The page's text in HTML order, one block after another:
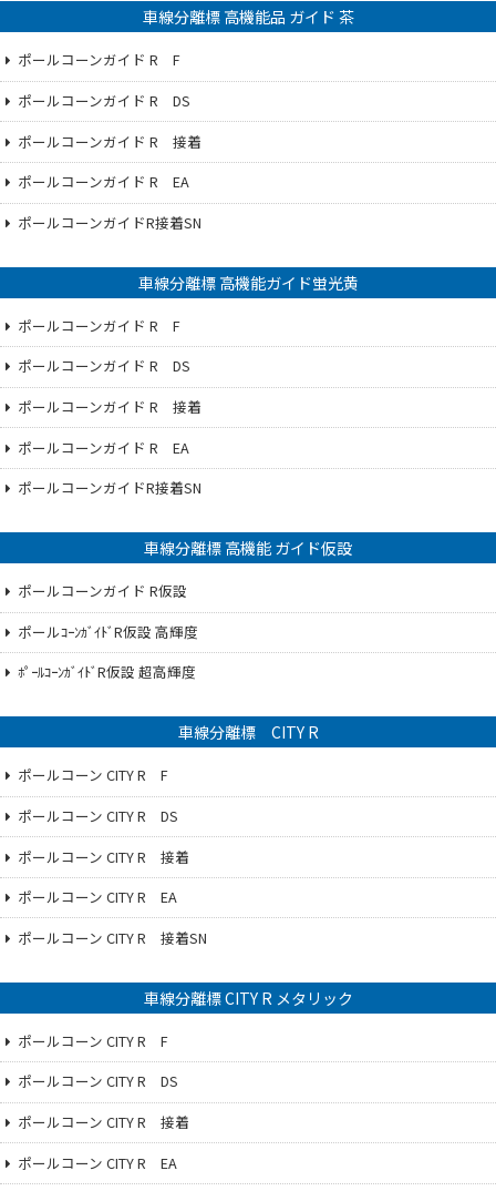
車線分離標 高機能品 ガイド 茶
ポールコーンガイド R F
ポールコーンガイド R DS
ポールコーンガイド R 接着
ポールコーンガイド R EA
ポールコーンガイドR接着SN
車線分離標 高機能ガイド蛍光黄
ポールコーンガイド R F
ポールコーンガイド R DS
ポールコーンガイド R 接着
ポールコーンガイド R EA
ポールコーンガイドR接着SN
車線分離標 高機能 ガイド仮設
ポールコーンガイド R仮設
ポールｺｰﾝｶﾞｲﾄﾞR仮設 高輝度
ﾎﾟｰﾙｺｰﾝｶﾞｲﾄﾞR仮設 超高輝度
車線分離標 CITY R
ポールコーン CITY R F
ポールコーン CITY R DS
ポールコーン CITY R 接着
ポールコーン CITY R EA
ポールコーン CITY R 接着SN
車線分離標 CITY R メタリック
ポールコーン CITY R F
ポールコーン CITY R DS
ポールコーン CITY R 接着
ポールコーン CITY R EA